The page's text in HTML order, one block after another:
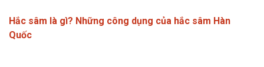
Hắc sâm là gì? Những công dụng của hắc sâm Hàn
Quốc